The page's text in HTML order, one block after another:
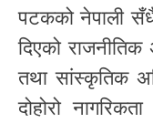
पटकको नेपाली
दिएको
तथा सांस्कृतिक
दोहोरो